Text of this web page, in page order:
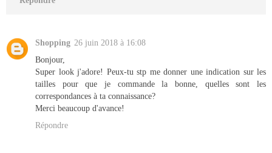
Shopping 26 juin 2018 à 16:08
Bonjour,
Super look j'adore! Peux-tu stp me donner une indication sur les
tailles pour que je commande la bonne, quelles sont les
correspondances à ta connaissance?
Merci beaucoup d'avance!
Répondre